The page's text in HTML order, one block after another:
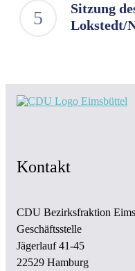
Sitzung
Lokstedt/
Kontakt
CDU Bezirksfraktion
Geschäftsstelle
Jägerlauf 41-45
22529 Hamburg